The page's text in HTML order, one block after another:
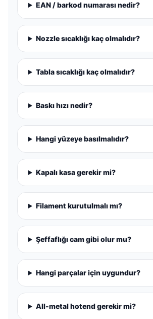
EAN / barkod numarası nedir?
Nozzle sıcaklığı kaç olmalıdır?
Tabla sıcaklığı kaç olmalıdır?
Baskı hızı nedir?
Hangi yüzeye basılmalıdır?
Kapalı kasa gerekir mi?
Filament kurutulmalı mı?
Şeffaflığı cam gibi olur mu?
Hangi parçalar için uygundur?
All-metal hotend gerekir mi?